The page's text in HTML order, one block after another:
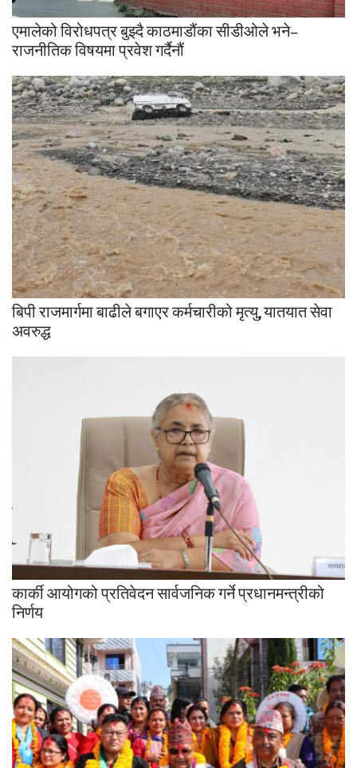
एमालेको विरोधपत्र बुझ्दै काठमाडौंका सीडीओले भने–
राजनीतिक विषयमा प्रवेश गर्दैनौं
बिपी राजमार्गमा बाढीले बगाएर कर्मचारीको मृत्यु, यातयात सेवा
अवरुद्ध
कार्की आयोगको प्रतिवेदन सार्वजनिक गर्ने प्रधानमन्त्रीको
निर्णय